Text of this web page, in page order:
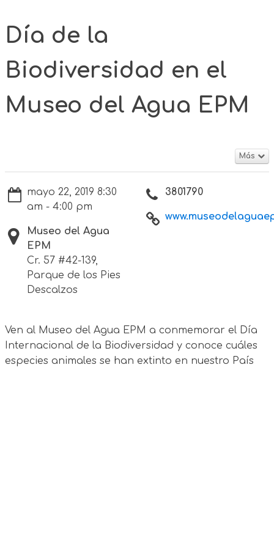
Día de la
Biodiversidad en el
Museo del Agua EPM
Más
mayo 22, 2019 8:30
am - 4:00 pm
Museo del Agua
EPM
Cr. 57 #42-139,
Parque de los Pies
Descalzos
3801790
Ven al Museo del Agua EPM a conmemorar el Día
Internacional de la Biodiversidad y conoce cuáles
especies animales se han extinto en nuestro País